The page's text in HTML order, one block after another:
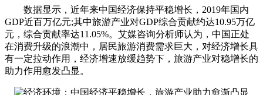
数据显示，近年来中国经济保持平稳增长，2019年国内
GDP近百万亿元;其中旅游产业对GDP综合贡献约达10.95万亿
元，综合贡献率达11.05%。艾媒咨询分析师认为，中国正处
在消费升级的浪潮中，居民旅游消费需求巨大，对经济增长具
有一定拉动作用，经济增速放缓趋势下，旅游产业对稳增长的
助力作用愈发凸显。